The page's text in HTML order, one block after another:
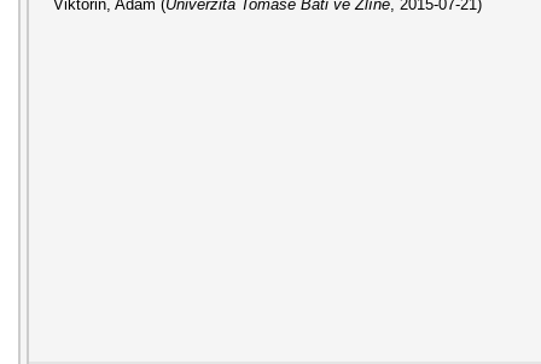
Viktorin, Adam (Univerzita Tomáše Bati ve Zlíně, 2015-07-21)